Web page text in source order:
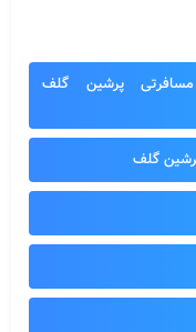
پرشین گلف
گلف